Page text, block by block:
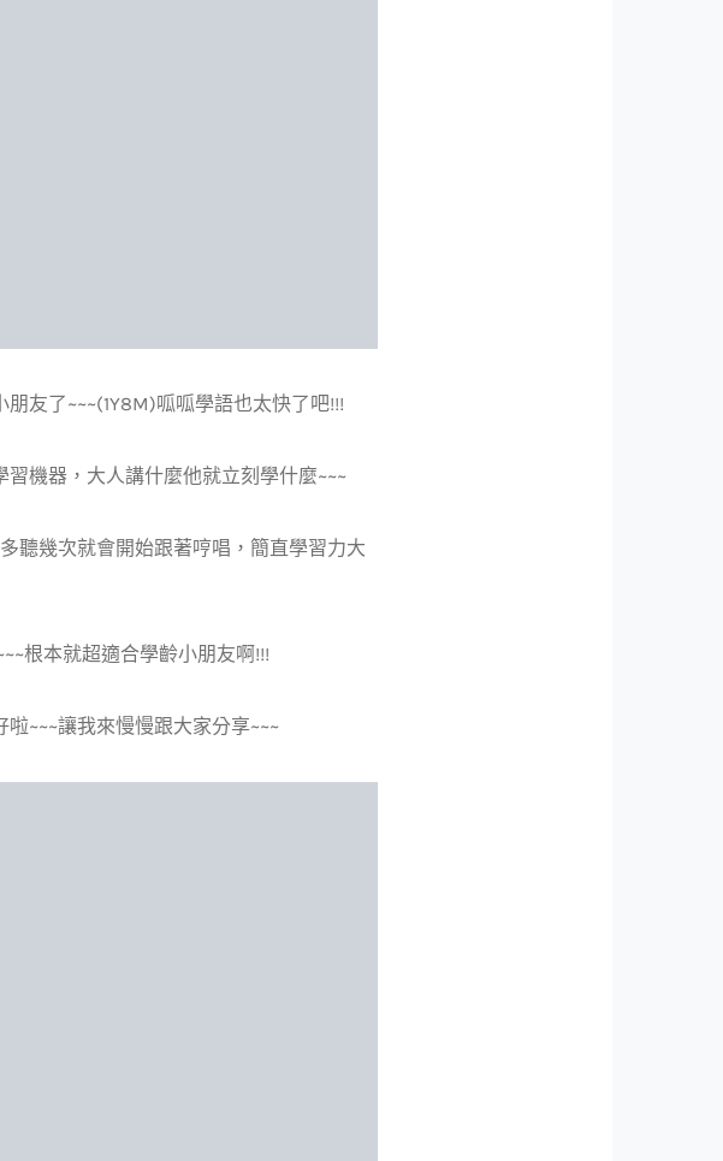
友了~~~(1Y8M)呱呱學語也太快了吧!!!
機器，大人講什麼他就立刻學什麼~~~
聽幾次就會開始跟著哼唱，簡直學習力大
根本就超適合學齡小朋友啊!!!
~~~讓我來慢慢跟大家分享~~~